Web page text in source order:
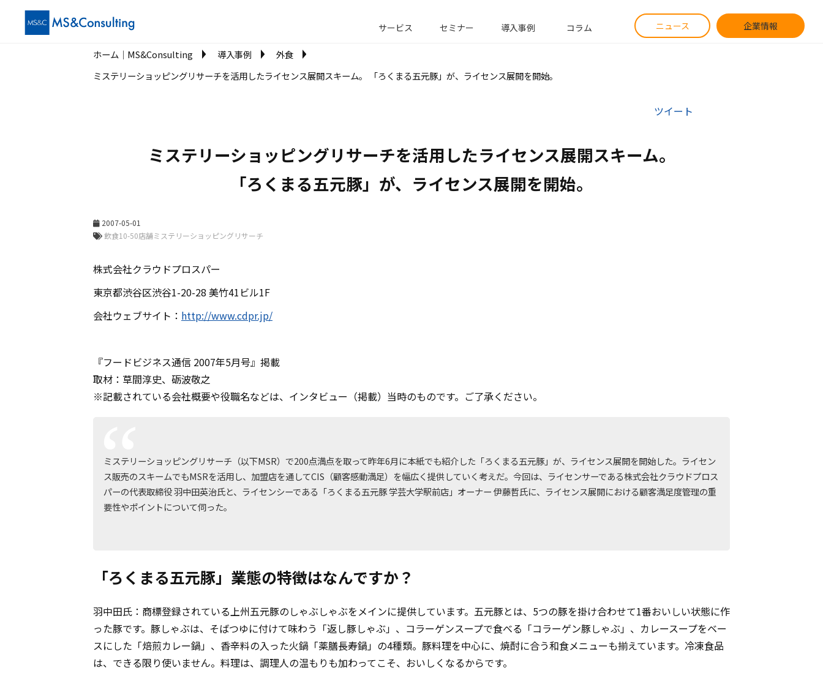
サービス セミナー 導入事例 コラム ニュース 企業情報
ホーム│MS&Consulting 導入事例
外食
ミステリーショッピングリサーチを活用したライセンス展開スキーム。 「ろくまる五元豚」が、ライセンス展開を開始。
ツイート
ミステリーショッピングリサーチを活用したライセンス展開スキーム。
「ろくまる五元豚」が、ライセンス展開を開始。
2007-05-01
株式会社クラウドプロスパー
東京都渋谷区渋谷1-20-28 美竹41ビル1F
会社ウェブサイト： http://www.cdpr.jp/
『フードビジネス通信 2007年5月号』掲載
取材：草間淳史、砺波敬之
※記載されている会社概要や役職名などは、インタビュー（掲載）当時のものです。ご了承ください。
ミステリーショッピングリサーチ（以下MSR）で200点満点を取って昨年6月に本紙でも紹介した「ろくまる五元豚」が、ライセンス展開を開始した。ライセン
ス販売のスキームでもMSRを活用し、加盟店を通してCIS（顧客感動満足）を幅広く提供していく考えだ。今回は、ライセンサーである株式会社クラウドプロス
パーの代表取締役 羽中田英治氏と、ライセンシーである「ろくまる五元豚 学芸大学駅前店」オーナー 伊藤哲氏に、ライセンス展開における顧客満足度管理の重
要性やポイントについて伺った。
「ろくまる五元豚」業態の特徴はなんですか？
羽中田氏：商標登録されている上州五元豚のしゃぶしゃぶをメインに提供しています。五元豚とは、5つの豚を掛け合わせて1番おいしい状態に作
った豚です。豚しゃぶは、そばつゆに付けて味わう「返し豚しゃぶ」、コラーゲンスープで食べる「コラーゲン豚しゃぶ」、カレースープをベー
スにした「焙煎カレー鍋」、香辛料の入った火鍋「薬膳長寿鍋」の4種類。豚料理を中心に、焼酎に合う和食メニューも揃えています。冷凍食品
は、できる限り使いません。料理は、調理人の温もりも加わってこそ、おいしくなるからです。